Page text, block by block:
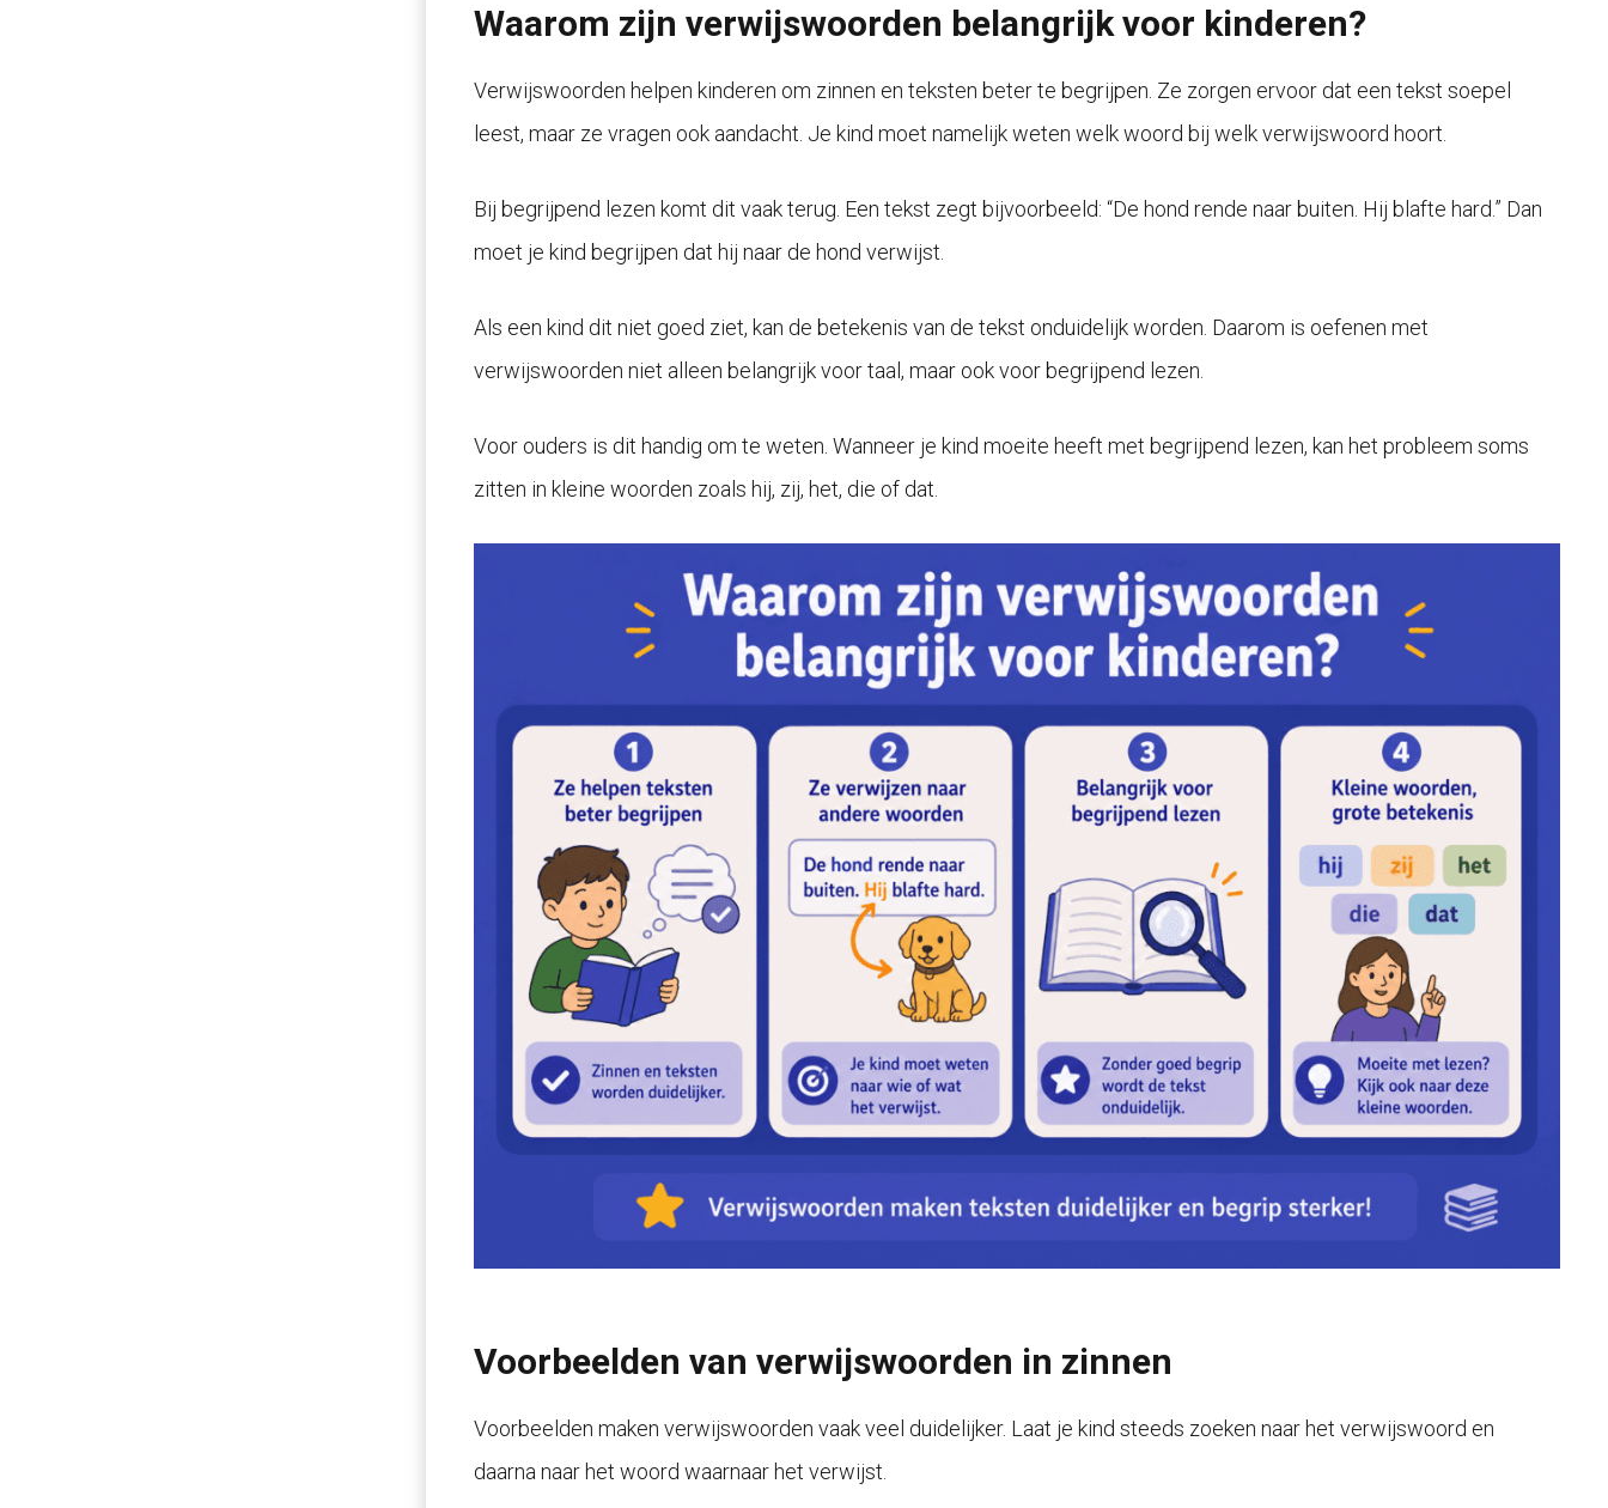
Waarom zijn verwijswoorden belangrijk voor kinderen?
Verwijswoorden helpen kinderen om zinnen en teksten beter te begrijpen. Ze zorgen ervoor dat een tekst soepel
leest, maar ze vragen ook aandacht. Je kind moet namelijk weten welk woord bij welk verwijswoord hoort.
Bij begrijpend lezen komt dit vaak terug. Een tekst zegt bijvoorbeeld: “De hond rende naar buiten. Hij blafte hard.” Dan
moet je kind begrijpen dat hij naar de hond verwijst.
Als een kind dit niet goed ziet, kan de betekenis van de tekst onduidelijk worden. Daarom is oefenen met
verwijswoorden niet alleen belangrijk voor taal, maar ook voor begrijpend lezen.
Voor ouders is dit handig om te weten. Wanneer je kind moeite heeft met begrijpend lezen, kan het probleem soms
zitten in kleine woorden zoals hij, zij, het, die of dat.
Voorbeelden van verwijswoorden in zinnen
Voorbeelden maken verwijswoorden vaak veel duidelijker. Laat je kind steeds zoeken naar het verwijswoord en
daarna naar het woord waarnaar het verwijst.